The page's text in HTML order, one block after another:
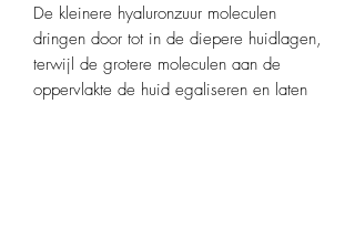
De kleinere hyaluronzuur moleculen
dringen door tot in de diepere huidlagen,
terwijl de grotere moleculen aan de
oppervlakte de huid egaliseren en laten